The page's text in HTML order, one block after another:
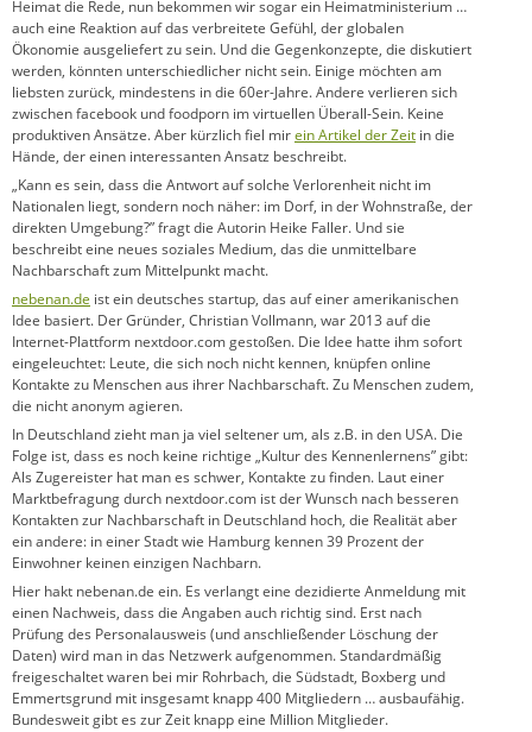
Heimat die Rede, nun bekommen wir sogar ein Heimatministerium …
auch eine Reaktion auf das verbreitete Gefühl, der globalen
Ökonomie ausgeliefert zu sein. Und die Gegenkonzepte, die diskutiert
werden, könnten unterschiedlicher nicht sein. Einige möchten am
liebsten zurück, mindestens in die 60er-Jahre. Andere verlieren sich
zwischen facebook und foodporn im virtuellen Überall-Sein. Keine
produktiven Ansätze. Aber kürzlich fiel mirein Artikel der Zeit in die
Hände, der einen interessanten Ansatz beschreibt.
„Kann es sein, dass die Antwort auf solche Verlorenheit nicht im
Nationalen liegt, sondern noch näher: im Dorf, in der Wohnstraße, der
direkten Umgebung?” fragt die Autorin Heike Faller. Und sie
beschreibt eine neues soziales Medium, das die unmittelbare
Nachbarschaft zum Mittelpunkt macht.
nebenan.de ist ein deutsches startup, das auf einer amerikanischen
Idee basiert. Der Gründer, Christian Vollmann, war 2013 auf die
Internet-Plattform nextdoor.com gestoßen. Die Idee hatte ihm sofort
eingeleuchtet: Leute, die sich noch nicht kennen, knüpfen online
Kontakte zu Menschen aus ihrer Nachbarschaft. Zu Menschen zudem,
die nicht anonym agieren.
In Deutschland zieht man ja viel seltener um, als z.B. in den USA. Die
Folge ist, dass es noch keine richtige „Kultur des Kennenlernens” gibt:
Als Zugereister hat man es schwer, Kontakte zu finden. Laut einer
Marktbefragung durch nextdoor.com ist der Wunsch nach besseren
Kontakten zur Nachbarschaft in Deutschland hoch, die Realität aber
ein andere: in einer Stadt wie Hamburg kennen 39 Prozent der
Einwohner keinen einzigen Nachbarn.
Hier hakt nebenan.de ein. Es verlangt eine dezidierte Anmeldung mit
einen Nachweis, dass die Angaben auch richtig sind. Erst nach
Prüfung des Personalausweis (und anschließender Löschung der
Daten) wird man in das Netzwerk aufgenommen. Standardmäßig
freigeschaltet waren bei mir Rohrbach, die Südstadt, Boxberg und
Emmertsgrund mit insgesamt knapp 400 Mitgliedern … ausbaufähig.
Bundesweit gibt es zur Zeit knapp eine Million Mitglieder.